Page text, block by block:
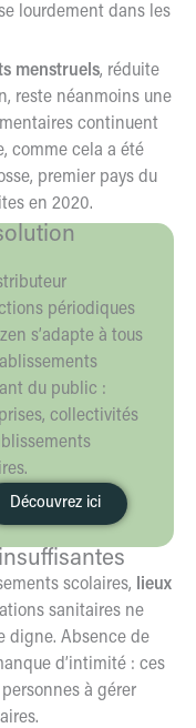
lourdement dans les
menstruels, réduite
reste néanmoins une
continuent
comme cela a été
, premier pays du
en 2020.
périodiques
s’adapte à tous
du public :
collectivités
Découvrez ici
scolaires,
lieux
sanitaires ne
digne. Absence de
d’intimité : ces
à gérer